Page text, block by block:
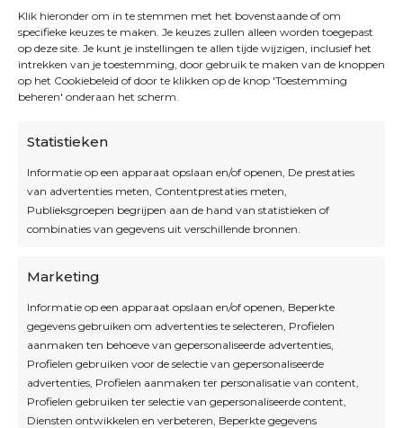
Klik hieronder om in te stemmen met het bovenstaande of om
specifieke keuzes te maken. Je keuzes zullen alleen worden toegepast
op deze site. Je kunt je instellingen te allen tijde wijzigen, inclusief het
intrekken van je toestemming, door gebruik te maken van de knoppen
op het Cookiebeleid of door te klikken op de knop 'Toestemming
beheren' onderaan het scherm.
Statistieken
Informatie op een apparaat opslaan en/of openen, De prestaties
van advertenties meten, Contentprestaties meten,
Publieksgroepen begrijpen aan de hand van statistieken of
combinaties van gegevens uit verschillende bronnen.
Marketing
Informatie op een apparaat opslaan en/of openen, Beperkte
gegevens gebruiken om advertenties te selecteren, Profielen
aanmaken ten behoeve van gepersonaliseerde advertenties,
Profielen gebruiken voor de selectie van gepersonaliseerde
advertenties, Profielen aanmaken ter personalisatie van content,
Profielen gebruiken ter selectie van gepersonaliseerde content,
Diensten ontwikkelen en verbeteren, Beperkte gegevens
Openingsuren
Blijf op de hoogte
Interesse in leuke kadotips of toffe acties?
Laat dan hier je mailadres achter.